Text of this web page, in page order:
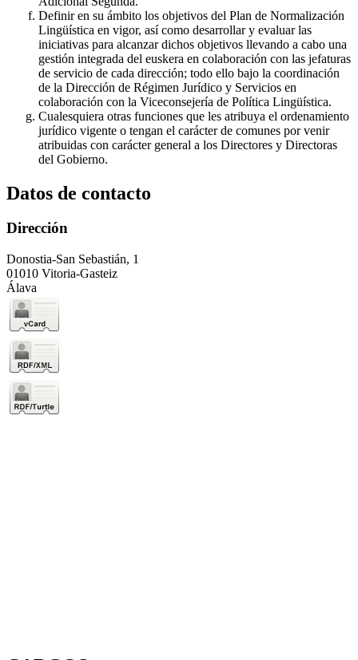
Definir en su ámbito los objetivos del Plan de Normalización
Lingüística en vigor, así como desarrollar y evaluar las
iniciativas para alcanzar dichos objetivos llevando a cabo una
gestión integrada del euskera en colaboración con las jefaturas
de servicio de cada dirección; todo ello bajo la coordinación
de la Dirección de Régimen Jurídico y Servicios en
colaboración con la Viceconsejería de Política Lingüística.
Cualesquiera otras funciones que les atribuya el ordenamiento
jurídico vigente o tengan el carácter de comunes por venir
atribuidas con carácter general a los Directores y Directoras
del Gobierno.
Datos de contacto
Dirección
Donostia-San Sebastián, 1
01010 Vitoria-Gasteiz
Álava